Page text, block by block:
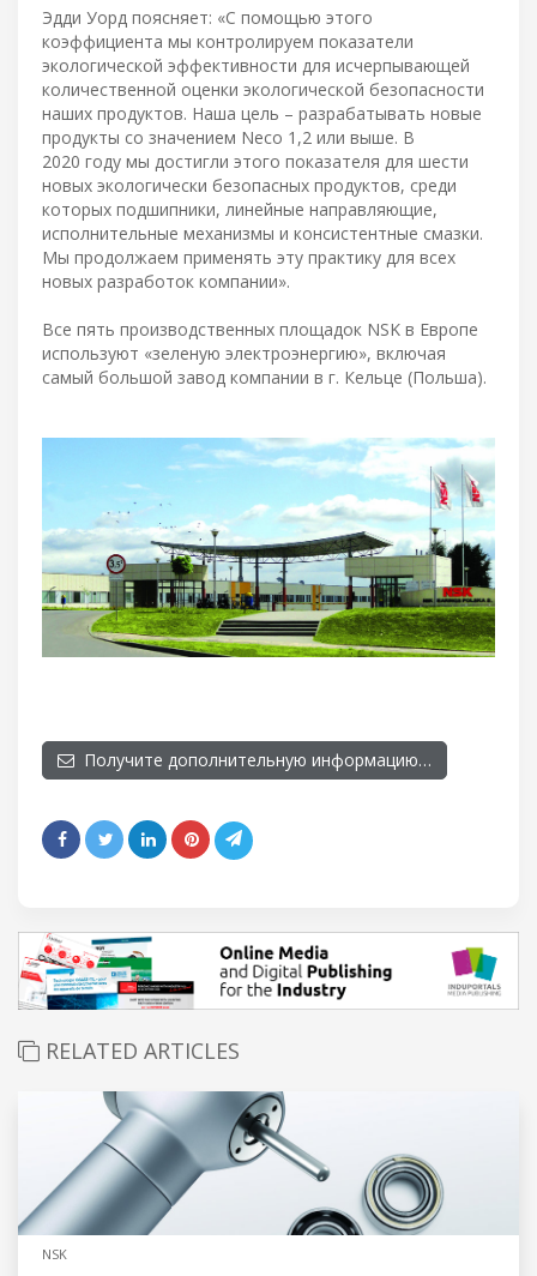
Эдди Уорд поясняет: «С помощью этого
коэффициента мы контролируем показатели
экологической эффективности для исчерпывающей
количественной оценки экологической безопасности
наших продуктов. Наша цель – разрабатывать новые
продукты со значением Neco 1,2 или выше. В
2020 году мы достигли этого показателя для шести
новых экологически безопасных продуктов, среди
которых подшипники, линейные направляющие,
исполнительные механизмы и консистентные смазки.
Мы продолжаем применять эту практику для всех
новых разработок компании».
Все пять производственных площадок NSK в Европе
используют «зеленую электроэнергию», включая
самый большой завод компании в г. Кельце (Польша).
Получите дополнительную информацию…
RELATED ARTICLES
NSK